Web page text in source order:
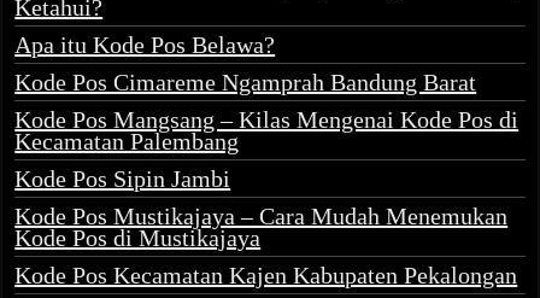
Ketahui?
Apa itu Kode Pos Belawa?
Kode Pos Cimareme Ngamprah Bandung Barat
Kode Pos Mangsang – Kilas Mengenai Kode Pos di
Kecamatan Palembang
Kode Pos Sipin Jambi
Kode Pos Mustikajaya – Cara Mudah Menemukan
Kode Pos di Mustikajaya
Kode Pos Kecamatan Kajen Kabupaten Pekalongan